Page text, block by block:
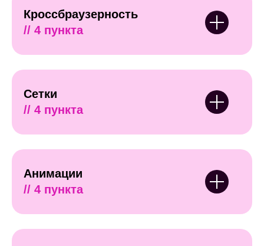
Кроссбраузерность
// 4 пункта
Сетки
// 4 пункта
Анимации
// 4 пункта